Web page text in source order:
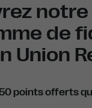
notre
de
Union
points offerts